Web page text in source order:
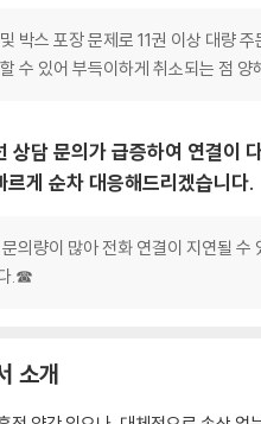
박스 포장 문제로 11권 이상 대량
수 있어 부득이하게 취소되는 점 양
상담 문의가 급증하여 연결이
르게 순차 대응해드리겠습니다.
의량이 많아 전화 연결이 지연될 수
.☎
소개